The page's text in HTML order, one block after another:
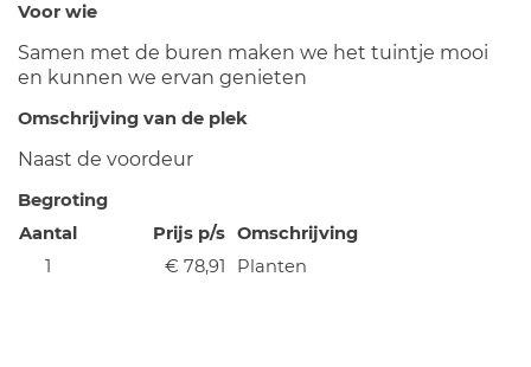
Voor wie
Samen met de buren maken we het tuintje mooi
en kunnen we ervan genieten
Omschrijving van de plek
Naast de voordeur
Begroting
Aantal
Prijs p/s Omschrijving
1
€ 78,91 Planten